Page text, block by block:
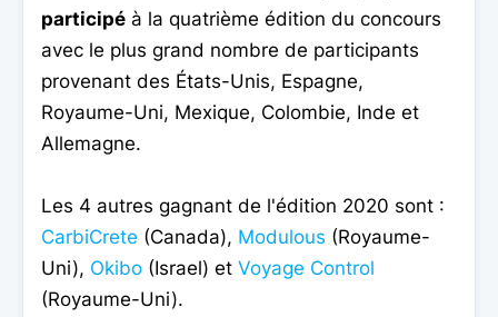
participé à la quatrième édition du concours
avec le plus grand nombre de participants
provenant des États-Unis, Espagne,
Royaume-Uni, Mexique, Colombie, Inde et
Allemagne.
Les 4 autres gagnant de l'édition 2020 sont :
CarbiCrete (Canada), Modulous (Royaume-
Uni), Okibo (Israel) et Voyage Control
(Royaume-Uni).